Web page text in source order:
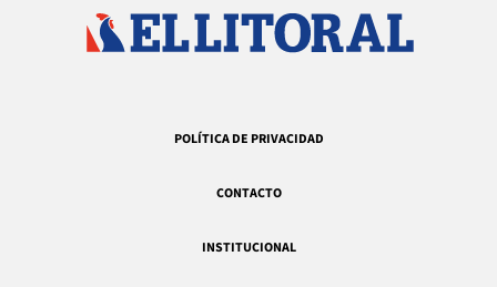
POLÍTICA DE PRIVACIDAD
CONTACTO
INSTITUCIONAL